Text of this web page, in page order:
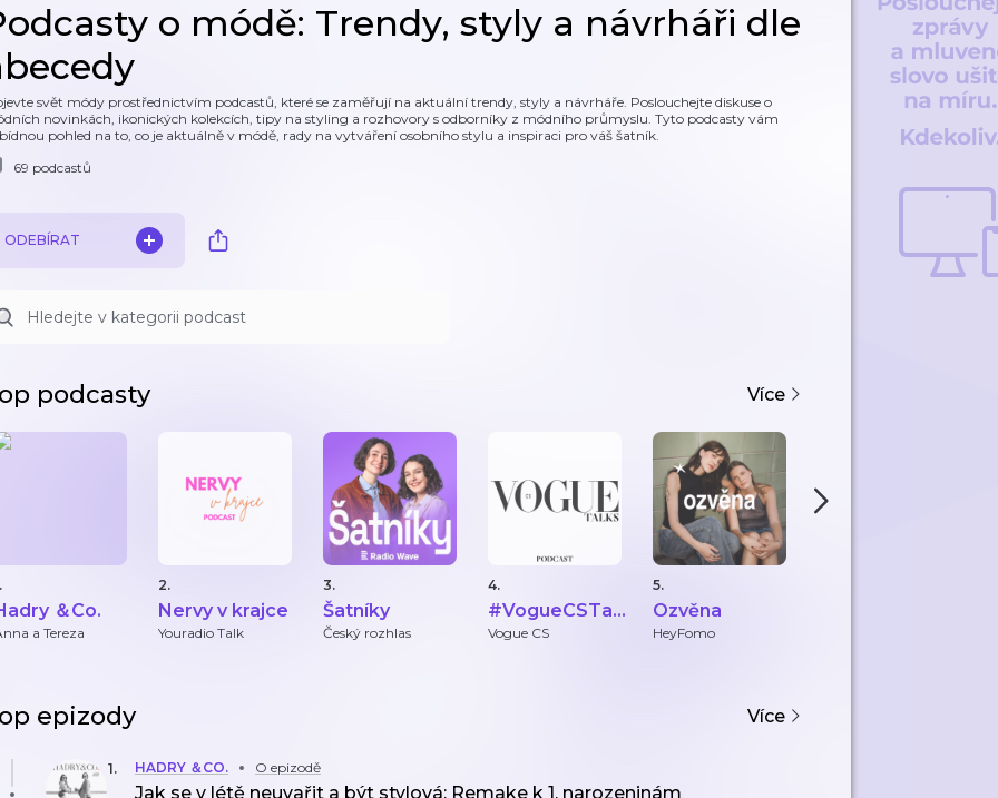
o módě: Trendy, styly a návrháři dle
svět módy prostřednictvím podcastů, které se zaměřují na aktuální trendy, styly a návrháře. Poslouchejte diskuse o
novinkách, ikonických kolekcích, tipy na styling a rozhovory s odborníky z módního průmyslu. Tyto podcasty vám
pohled na to, co je aktuálně v módě, rady na vytváření osobního stylu a inspiraci pro váš šatník.
69 podcastů
ODEBÍRAT
podcasty Více
＆Co.
a Tereza
2.
Nervy v krajce
Youradio Talk
3.
Šatníky
Český rozhlas
4.
#VogueCSTalk
s
Vogue CS
5.
Ozvěna
HeyFomo
epizody Více
1. HADRY ＆CO. O epizodě
Jak se v létě neuvařit a být stylová: Remake k 1. narozeninám